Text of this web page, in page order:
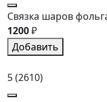
Связка шаров
1200₽
Добавить
5(2610)